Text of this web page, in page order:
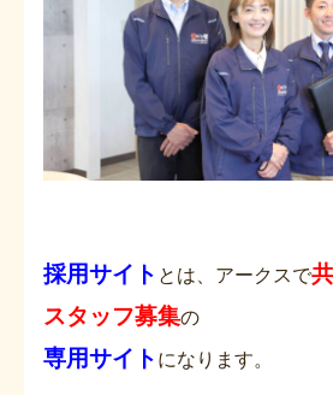
採用サイト とは、アークスで
スタッフ募集の
専用サイト になります。